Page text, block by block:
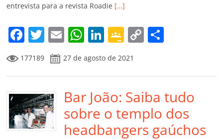
o
m
entrevista para a revista Roadie […]
F
a
c
e
b
o
o
T
w
itt
er
E
m
ai
l
W
at
s
A
p
p
Li
n
k
e
dI
n
G
o
o
gl
e
Cl
a
C
y
Li
n
k
p
ar
til
h
177189 27 de agosto de 2021
Bar João: Saiba tudo
sobre o templo dos
headbangers gaúchos